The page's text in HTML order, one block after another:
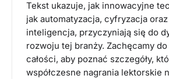
Tekst ukazuje, jak innowacyjne
jak automatyzacja, cyfryzacja
inteligencja, przyczyniają się do
rozwoju tej branży. Zachęcamy
całości, aby poznać szczegóły,
współczesne nagrania lektorskie